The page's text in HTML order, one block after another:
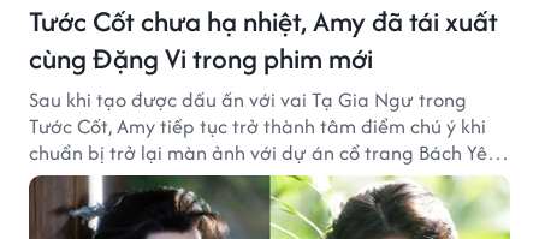
Tước Cốt chưa hạ nhiệt, Amy đã tái xuất
cùng Đặng Vi trong phim mới
Sau khi tạo được dấu ấn với vai Tạ Gia Ngư trong
Tước Cốt, Amy tiếp tục trở thành tâm điểm chú ý khi
chuẩn bị trở lại màn ảnh với dự án cổ trang Bách Yêu
Phổ.